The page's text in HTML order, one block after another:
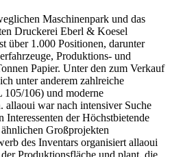
Maschinenpark und das
Druckerei Eberl & Koesel
über 1.000 Positionen, darunter
Produktions- und
Papier. Unter den zum Verkauf
unter anderem zahlreiche
106) und moderne
allaoui war nach intensiver Suche
der Höchstbietende
Großprojekten
des Inventars organisiert allaoui